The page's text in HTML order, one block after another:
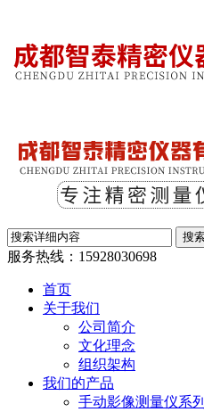
服务热线： 15928030698
首页
关于我们
公司简介
文化理念
组织架构
我们的产品
手动影像测量仪系列